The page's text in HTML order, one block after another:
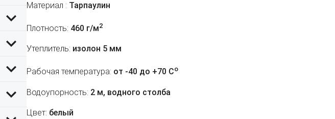
Материал : Тарпаулин
Плотность: 460 г/м2
Утеплитель: изолон 5 мм
Рабочая температура: от -40 до +70 Co
Водоупорность: 2 м, водного столба
Цвет: белый